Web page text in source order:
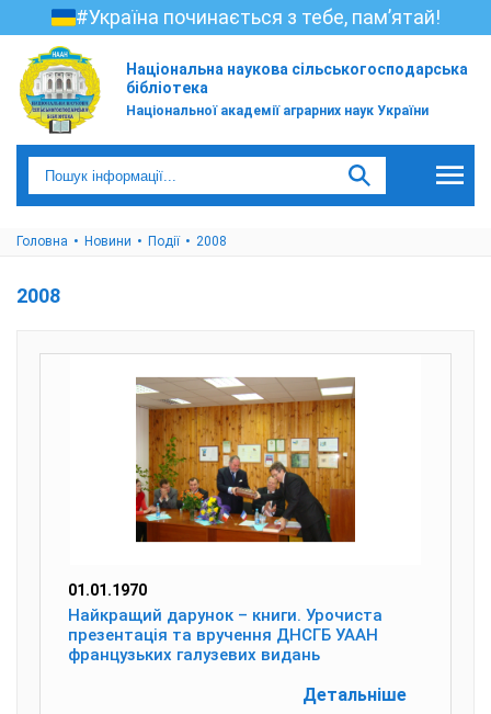
#Україна починається з тебе, пам’ятай!
Національна наукова сільськогосподарська
бібліотека
Національної академії аграрних наук України
Головна Новини Події 2008
2008
01.01.1970
Найкращий дарунок – книги. Урочиста
презентація та вручення ДНСГБ УААН
французьких галузевих видань
Детальніше